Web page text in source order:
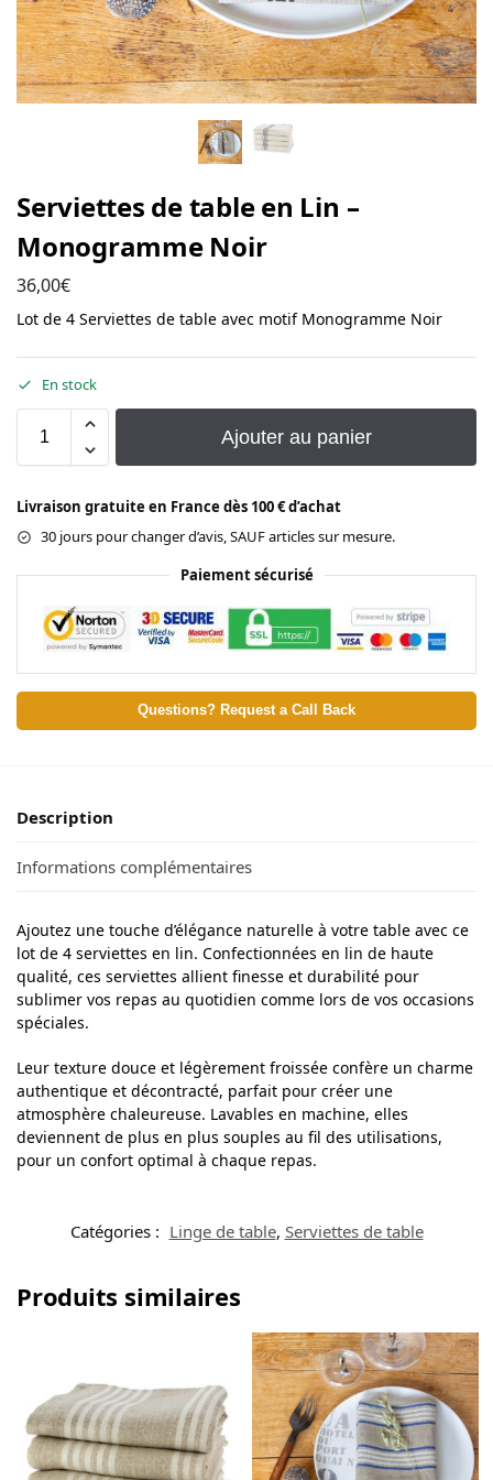
Serviettes de table en Lin –
Monogramme Noir
36,00€
Lot de 4 Serviettes de table avec motif Monogramme Noir
En stock
Ajouter au panier
Livraison gratuite en France dès 100 € d’achat
30 jours pour changer d’avis, SAUF articles sur mesure.
Paiement sécurisé
Questions? Request a Call Back
Description
Informations complémentaires
Ajoutez une touche d’élégance naturelle à votre table avec ce
lot de 4 serviettes en lin. Confectionnées en lin de haute
qualité, ces serviettes allient finesse et durabilité pour
sublimer vos repas au quotidien comme lors de vos occasions
spéciales.
Leur texture douce et légèrement froissée confère un charme
authentique et décontracté, parfait pour créer une
atmosphère chaleureuse. Lavables en machine, elles
deviennent de plus en plus souples au fil des utilisations,
pour un confort optimal à chaque repas.
Catégories : Linge de table, Serviettes de table
Produits similaires